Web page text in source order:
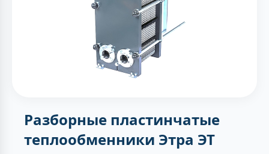
Разборные пластинчатые
теплообменники Этра ЭТ